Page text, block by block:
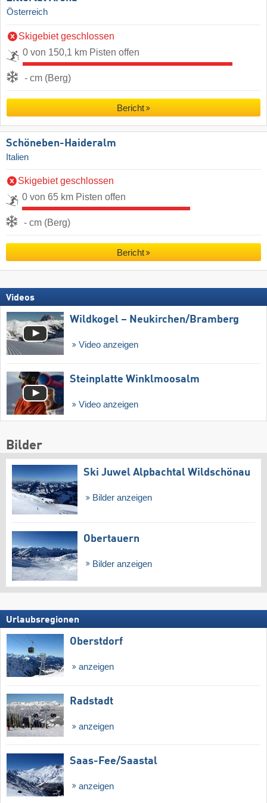
Österreich
Skigebiet geschlossen
0 von 150,1 km Pisten offen
- cm (Berg)
Bericht
Schöneben-Haideralm
Italien
Skigebiet geschlossen
0 von 65 km Pisten offen
- cm (Berg)
Bericht
Videos
Wildkogel – Neukirchen/​Bramberg
Video anzeigen
Steinplatte Winklmoosalm
Video anzeigen
Bilder
Ski Juwel Alpbachtal Wildschönau
Bilder anzeigen
Obertauern
Bilder anzeigen
Urlaubsregionen
Oberstdorf
anzeigen
Radstadt
anzeigen
Saas-Fee/​Saastal
anzeigen